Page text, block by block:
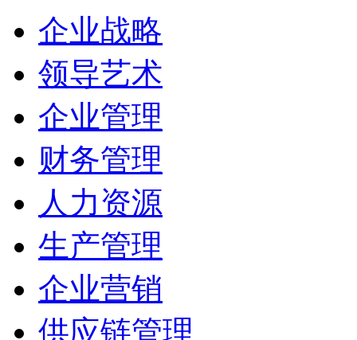
企业战略
领导艺术
企业管理
财务管理
人力资源
生产管理
企业营销
供应链管理